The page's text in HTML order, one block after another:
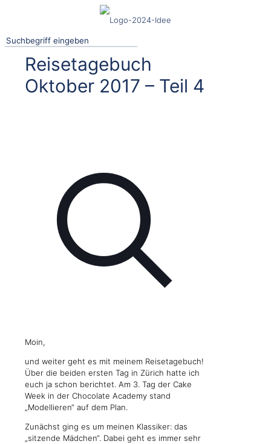
Reisetagebuch
Oktober 2017 – Teil 4
Moin,
und weiter geht es mit meinem Reisetagebuch!
Über die beiden ersten Tag in Zürich hatte ich
euch ja schon berichtet. Am 3. Tag der Cake
Week in der Chocolate Academy stand
„Modellieren“ auf dem Plan.
Zunächst ging es um meinen Klassiker: das
„sitzende Mädchen“. Dabei geht es immer sehr